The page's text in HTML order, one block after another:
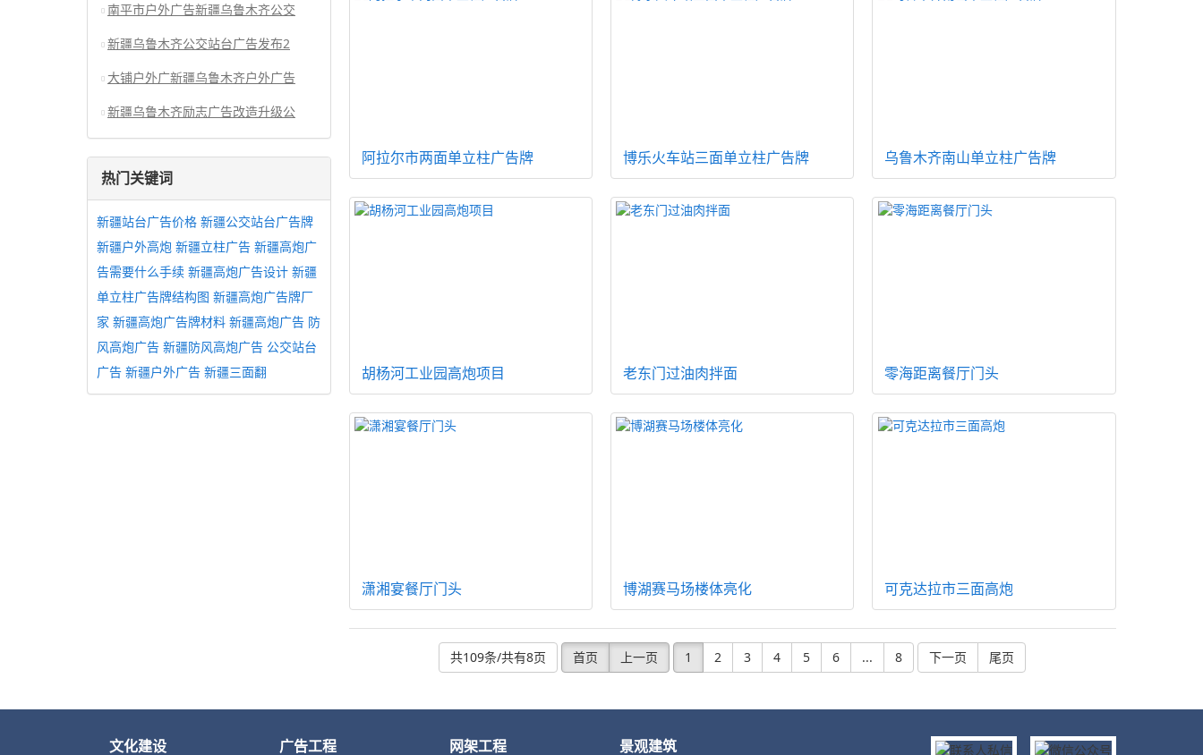
南平市户外广告新疆乌鲁木齐公交
新疆乌鲁木齐公交站台广告发布2
大铺户外广新疆乌鲁木齐户外广告
新疆乌鲁木齐励志广告改造升级公
热门关键词
新疆站台广告价格 新疆公交站台广告牌
新疆户外高炮 新疆立柱广告 新疆高炮广
告需要什么手续 新疆高炮广告设计 新疆
单立柱广告牌结构图 新疆高炮广告牌厂
家 新疆高炮广告牌材料 新疆高炮广告 防
风高炮广告 新疆防风高炮广告 公交站台
广告 新疆户外广告 新疆三面翻
阿拉尔市两面单立柱广告牌 博乐火车站三面单立柱广告牌 乌鲁木齐南山单立柱广告牌
胡杨河工业园高炮项目 老东门过油肉拌面 零海距离餐厅门头
潇湘宴餐厅门头 博湖赛马场楼体亮化 可克达拉市三面高炮
共109条/共有8页 首页 上一页 1 2 3 4 5 6 ... 8 下一页 尾页
文化建设 广告工程 网架工程 景观建筑